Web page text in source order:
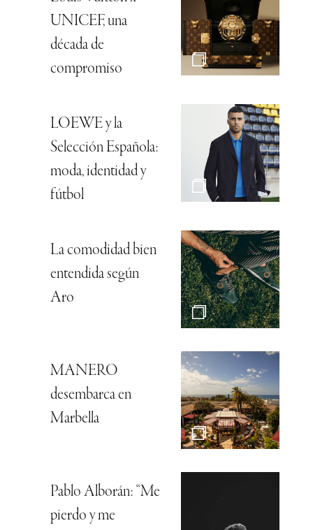
UNICEF, una
década de
compromiso
LOEWE y la
Selección Española:
moda, identidad y
fútbol
La comodidad bien
entendida según
Aro
MANERO
desembarca en
Marbella
Pablo Alborán: “Me
pierdo y me